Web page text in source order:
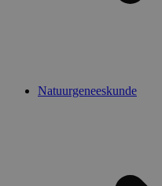
Natuurgeneeskunde